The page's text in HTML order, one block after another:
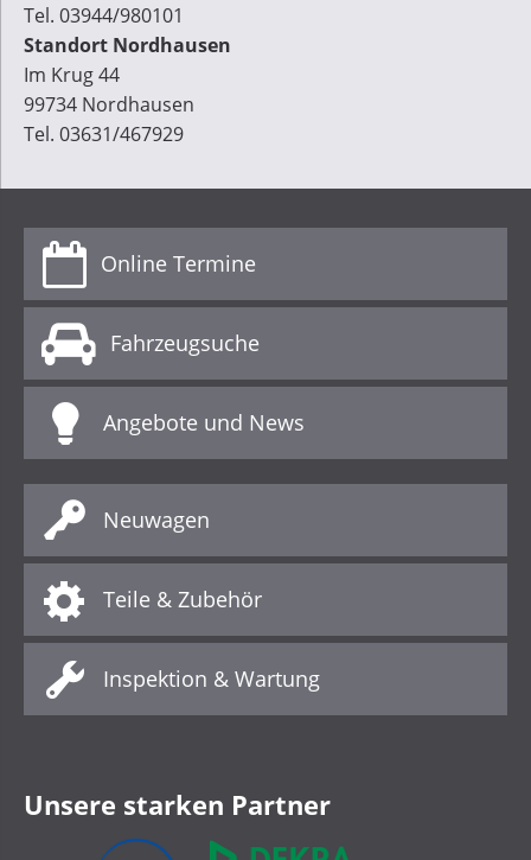
Tel. 03944/980101
Standort Nordhausen
Im Krug 44
99734 Nordhausen
Tel. 03631/467929
Online Termine
Fahrzeugsuche
Angebote und News
Neuwagen
Teile & Zubehör
Inspektion & Wartung
Unsere starken Partner